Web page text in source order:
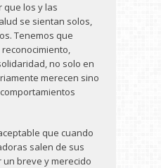
que los y las
se sientan solos,
Tenemos que
no solo en
merecen sino
que cuando
salen de sus
breve y merecido